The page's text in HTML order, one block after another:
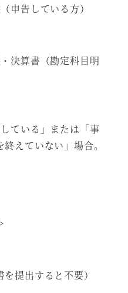
申告している方）
決算書（勘定科目明
ている」または「事
えていない」場合。
提出すると不要）